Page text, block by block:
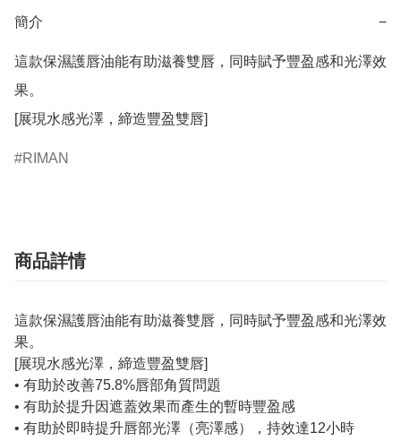
簡介 −
這款保濕護唇油能有助滋養雙唇，同時賦予豐盈感和光澤效
果。
RIMAN
商品詳情
這款保濕護唇油能有助滋養雙唇，同時賦予豐盈感和光澤效
果。
[展現水感光澤，締造豐盈雙唇]
• 有助於改善75.8%唇部角質問題
• 有助於提升因遮蓋效果而產生的暫時豐盈感
• 有助於即時提升唇部光澤（亮澤感），持效達12小時